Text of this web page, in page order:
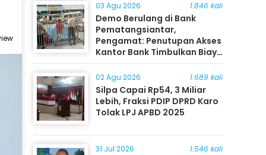
03 Agu 2026 1.846 kali
Demo Berulang di Bank
Pematangsiantar,
Pengamat: Penutupan Akses
Kantor Bank Timbulkan Biaya
Ekonomi bagi Masyarakat
02 Agu 2026 1.689 kali
Silpa Capai Rp54, 3 Miliar
Lebih, Fraksi PDIP DPRD Karo
Tolak LPJ APBD 2025
31 Jul 2026 1.546 kali